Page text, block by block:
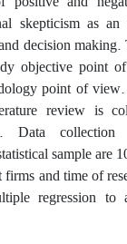
skepticism as
decision
objective point
point of
review is
Data
sample are
and time of
regression to